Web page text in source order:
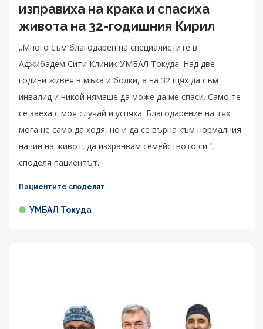
изправиха на крака и спасиха
живота на 32-годишния Кирил
„Много съм благодарен на специалистите в
Аджибадем Сити Клиник УМБАЛ Токуда. Над две
години живея в мъка и болки, а на 32 щях да съм
инвалид и никой нямаше да може да ме спаси. Само те
се заеха с моя случай и успяха. Благодарение на тях
мога не само да ходя, но и да се върна към нормалния
начин на живот, да изхранвам семейството си.“,
споделя пациентът.
Пациентите споделят
УМБАЛ Токуда